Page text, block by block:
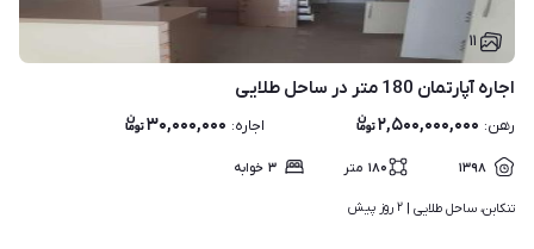
۱۱
اجاره آپارتمان 180 متر در ساحل طلایی
رهن: ۲,۵۰۰,۰۰۰,۰۰۰ اجاره: ۳۰,۰۰۰,۰۰۰
۱۳۹۸ ۱۸۰ متر ۳ خوابه
تنکابن، ساحل طلایی | ۲ روز پیش